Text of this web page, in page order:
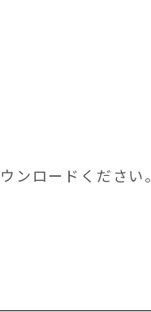
ンロードください。